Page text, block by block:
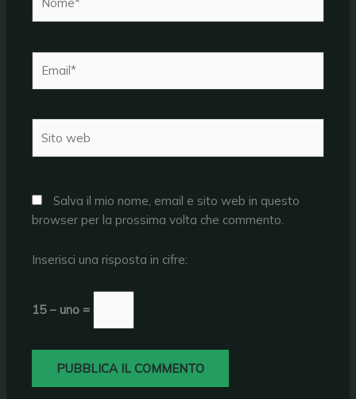
web
Salva il mio nome, email e sito web in questo
browser per la prossima volta che commento.
Inserisci una risposta in cifre:
15 − uno =